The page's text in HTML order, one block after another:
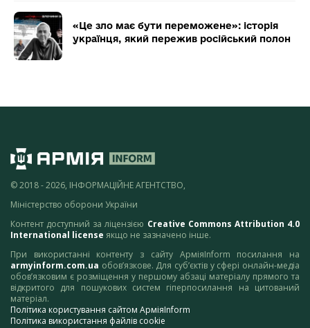
«Це зло має бути переможене»: історія
українця, який пережив російський полон
© 2018 - 2026, ІНФОРМАЦІЙНЕ АГЕНТСТВО,
Міністерство оборони України
Контент доступний за ліцензією Creative Commons Attribution 4.0
International license якщо не зазначено інше.
При використанні контенту з сайту АрміяInform посилання на
armyinform.com.ua обов’язкове. Для суб’єктів у сфері онлайн-медіа
обов’язковим є розміщення у першому абзаці матеріалу прямого та
відкритого для пошукових систем гіперпосилання на цитований
матеріал.
Політика користування сайтом АрміяInform
Політика використання файлів cookie